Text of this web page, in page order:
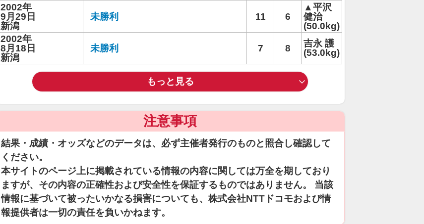
2002年
9月29日
新潟
未勝利 11 6
▲平沢
健治
(50.0kg)
2002年
8月18日
新潟
未勝利 7 8
吉永 護
(53.0kg)
もっと見る
注意事項
結果・成績・オッズなどのデータは、必ず主催者発行のものと照合し確認して
ください。
本サイトのページ上に掲載されている情報の内容に関しては万全を期しており
ますが、その内容の正確性および安全性を保証するものではありません。 当該
情報に基づいて被ったいかなる損害についても、株式会社NTTドコモおよび情
報提供者は一切の責任を負いかねます。